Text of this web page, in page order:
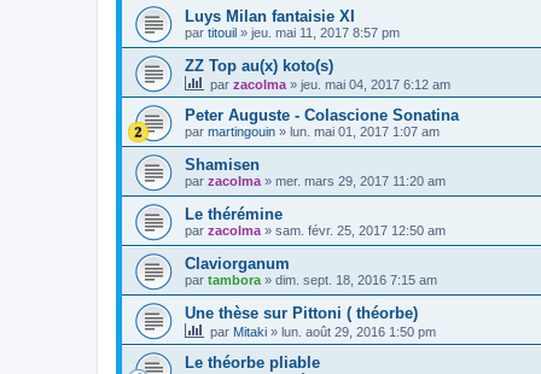
Luys Milan fantaisie XI
par titouil » jeu. mai 11, 2017 8:57 pm
ZZ Top au(x) koto(s)
par zacolma » jeu. mai 04, 2017 6:12 am
Peter Auguste - Colascione Sonatina
par martingouin » lun. mai 01, 2017 1:07 am
Shamisen
par zacolma » mer. mars 29, 2017 11:20 am
Le thérémine
par zacolma » sam. févr. 25, 2017 12:50 am
Claviorganum
par tambora » dim. sept. 18, 2016 7:15 am
Une thèse sur Pittoni ( théorbe)
par Mitaki » lun. août 29, 2016 1:50 pm
Le théorbe pliable